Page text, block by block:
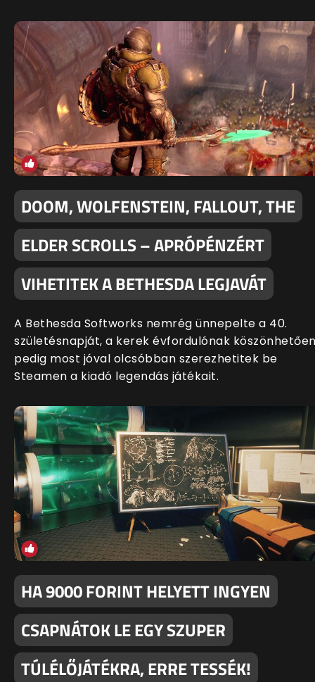
DOOM, WOLFENSTEIN, FALLOUT, THE
ELDER SCROLLS – APRÓPÉNZÉRT
VIHETITEK A BETHESDA LEGJAVÁT
A Bethesda Softworks nemrég ünnepelte a 40.
születésnapját, a kerek évfordulónak
pedig most jóval olcsóbban szerezhetitek be
Steamen a kiadó legendás játékait.
HA 9000 FORINT HELYETT INGYEN
CSAPNÁTOK LE EGY SZUPER
TÚLÉLŐJÁTÉKRA, ERRE TESSÉK!